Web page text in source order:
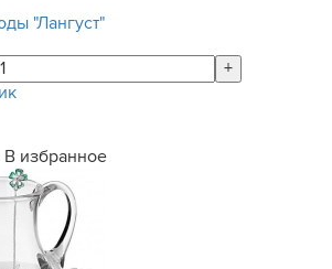
"Лангуст"
+
В избранное